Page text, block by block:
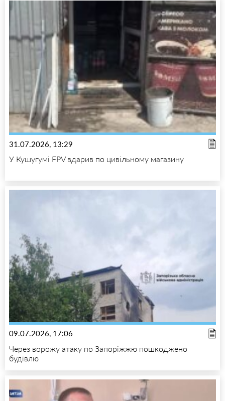
31.07.2026, 13:29
У Кушугумі FPV вдарив по цивільному магазину
09.07.2026, 17:06
Через ворожу атаку по Запоріжжю пошкоджено
будівлю